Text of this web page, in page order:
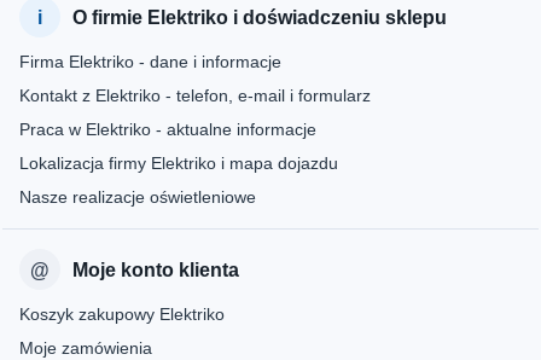
O firmie Elektriko i doświadczeniu sklepu
Firma Elektriko - dane i informacje
Kontakt z Elektriko - telefon, e-mail i formularz
Praca w Elektriko - aktualne informacje
Lokalizacja firmy Elektriko i mapa dojazdu
Nasze realizacje oświetleniowe
Moje konto klienta
Koszyk zakupowy Elektriko
Moje zamówienia